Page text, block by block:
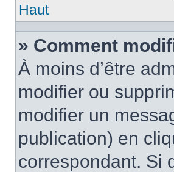
Haut
» Comment
À moins d’être
modifier ou
modifier un
publication) en
correspondant. Si